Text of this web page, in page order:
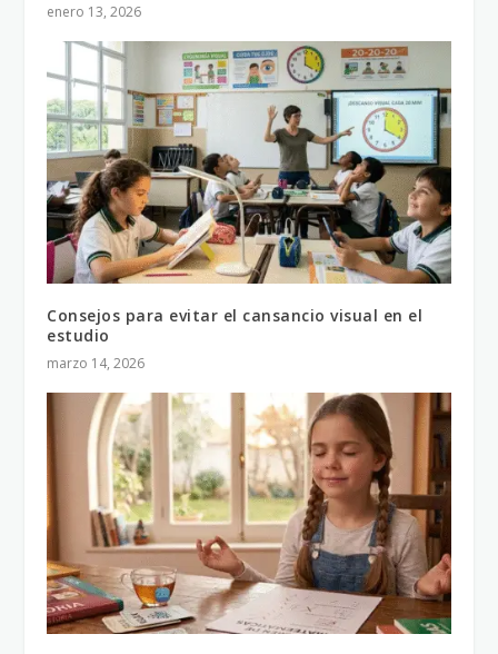
enero 13, 2026
Consejos para evitar el cansancio visual en el
estudio
marzo 14, 2026